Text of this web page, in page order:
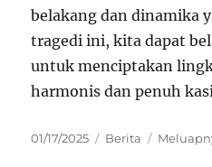
belakang dan dinamika
tragedi ini, kita dapat
untuk menciptakan
harmonis dan penuh
Posted
01/17/2025 Categories
Berita Tags